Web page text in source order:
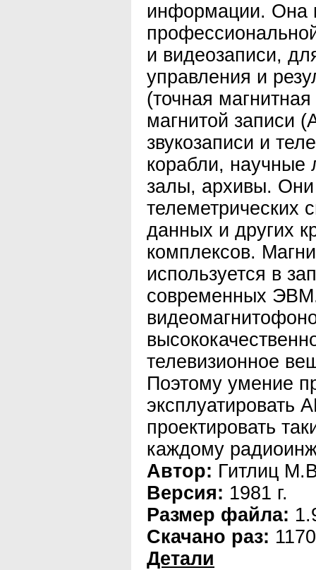
информации. Она
и видеозаписи,
управления и
(точная
магнитой записи
звукозаписи и
корабли, научные
залы, архивы. Они
телеметрических
данных и других
комплексов.
используется в
современных
телевизионное
Поэтому умение
эксплуатировать
проектировать
каждому
Автор: Гитлиц
Версия: 1981 г.
Размер файла:
Скачано раз: 1170
Детали